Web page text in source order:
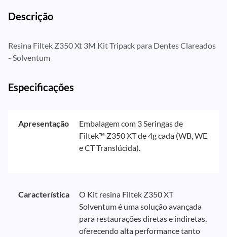
Descrição
Resina Filtek Z350 Xt 3M Kit Tripack para Dentes Clareados
- Solventum
Especificações
Apresentação
Embalagem com 3 Seringas de
Filtek™ Z350 XT de 4g cada (WB, WE
e CT Translúcida).
Característica
O Kit resina Filtek Z350 XT
Solventum é uma solução avançada
para restaurações diretas e indiretas,
oferecendo alta performance tanto